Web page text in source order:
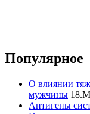
Популярное
О влиянии
мужчины
Антигены